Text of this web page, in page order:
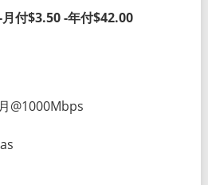
付$3.50 -年付$42.00
@1000Mbps